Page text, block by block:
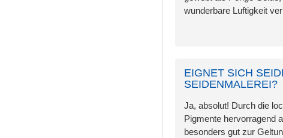
wunderbare Luftigkeit
EIGNET SICH
SEIDENMALEREI?
Ja, absolut! Durch die
Pigmente hervorragend
besonders gut zur